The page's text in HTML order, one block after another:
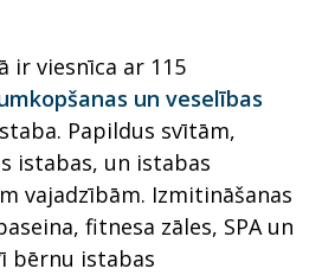
ir viesnīca ar 115
un veselības
Papildus svītām,
istabas, un istabas
vajadzībām. Izmitināšanas
fitnesa zāles, SPA un
bērnu istabas